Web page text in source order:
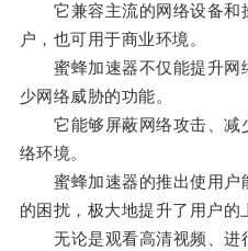
它兼容主流的网络设备和
户，也可用于商业环境。
蜜蜂加速器不仅能提升网
少网络威胁的功能。
它能够屏蔽网络攻击、减
络环境。
蜜蜂加速器的推出使用户
的困扰，极大地提升了用户的
无论是观看高清视频、进